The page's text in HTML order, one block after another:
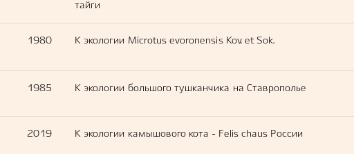
тайги
1980 К экологии Microtus evoronensis Kov. et Sok.
1985 К экологии большого тушканчика на Ставрополье
2019 К экологии камышового кота - Felis сhaus России